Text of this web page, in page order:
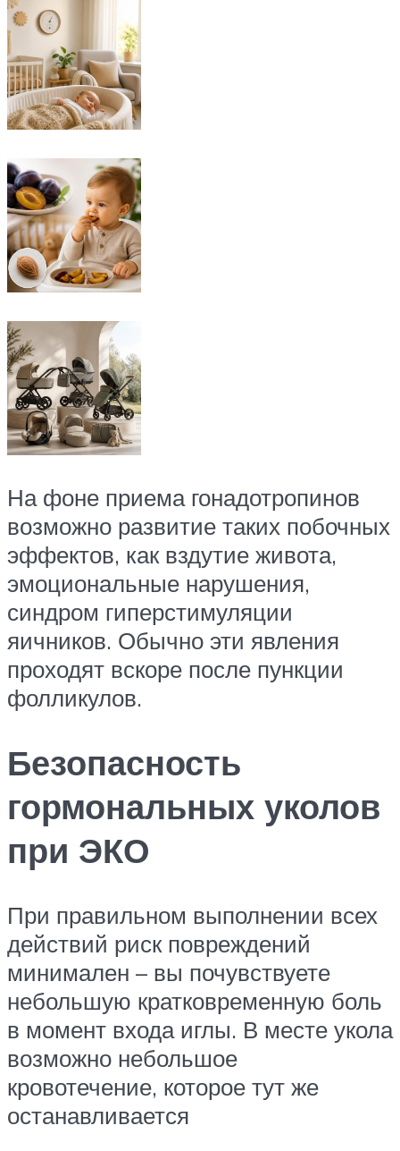
На фоне приема гонадотропинов
возможно развитие таких побочных
эффектов, как вздутие живота,
эмоциональные нарушения,
синдром гиперстимуляции
яичников. Обычно эти явления
проходят вскоре после пункции
фолликулов.
Безопасность
гормональных уколов
при ЭКО
При правильном выполнении всех
действий риск повреждений
минимален – вы почувствуете
небольшую кратковременную боль
в момент входа иглы. В месте укола
возможно небольшое
кровотечение, которое тут же
останавливается